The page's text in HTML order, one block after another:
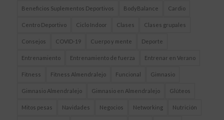
Beneficios Suplementos Deportivos BodyBalance Cardio
Centro Deportivo Ciclo Indoor Clases Clases grupales
Consejos COVID-19 Cuerpo y mente Deporte
Entrenamiento Entrenamiento de fuerza Entrenar en Verano
Fitness Fitness Almendralejo Funcional Gimnasio
Gimnasio Almendralejo Gimnasio en Almendralejo Glúteos
Mitos pesas Navidades Negocios Networking Nutrición